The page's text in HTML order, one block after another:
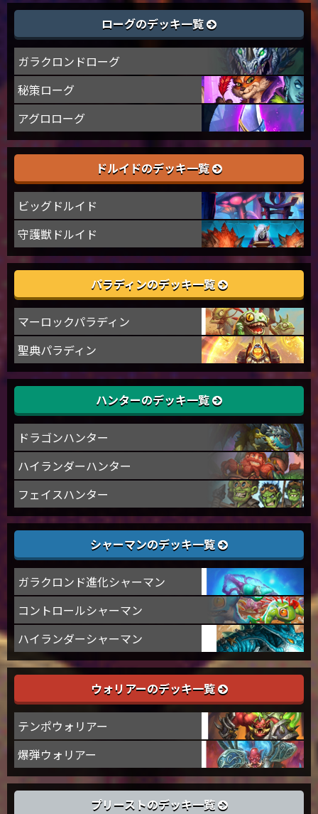
ローグのデッキ一覧
ガラクロンドローグ
秘策ローグ
アグロローグ
ドルイドのデッキ一覧
ビッグドルイド
守護獣ドルイド
パラディンのデッキ一覧
マーロックパラディン
聖典パラディン
ハンターのデッキ一覧
ドラゴンハンター
ハイランダーハンター
フェイスハンター
シャーマンのデッキ一覧
ガラクロンド進化シャーマン
コントロールシャーマン
ハイランダーシャーマン
ウォリアーのデッキ一覧
テンポウォリアー
爆弾ウォリアー
プリーストのデッキ一覧